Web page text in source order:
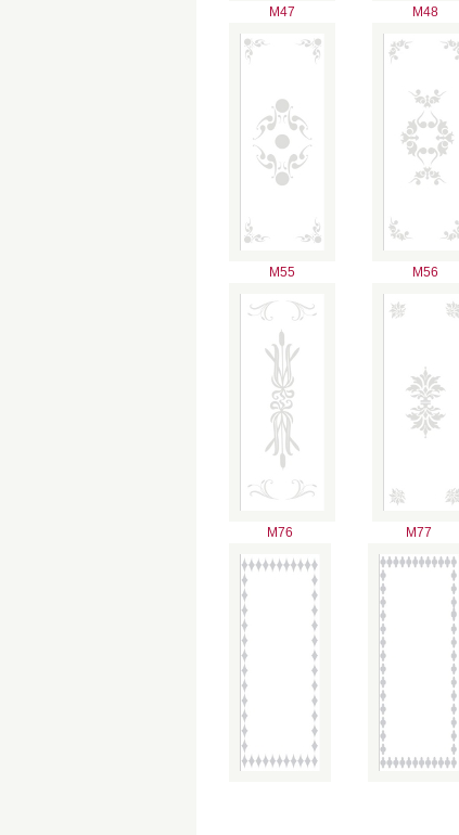
M47 M48
M55 M56
M76 M77